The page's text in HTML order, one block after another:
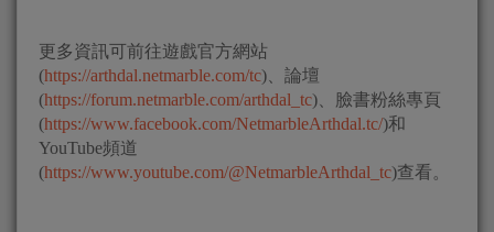
更多資訊可前往遊戲官方網站
(https://arthdal.netmarble.com/tc)、論壇
(https://forum.netmarble.com/arthdal_tc)、臉書粉絲專頁
(https://www.facebook.com/NetmarbleArthdal.tc/)和
YouTube頻道
(https://www.youtube.com/@NetmarbleArthdal_tc)查看。